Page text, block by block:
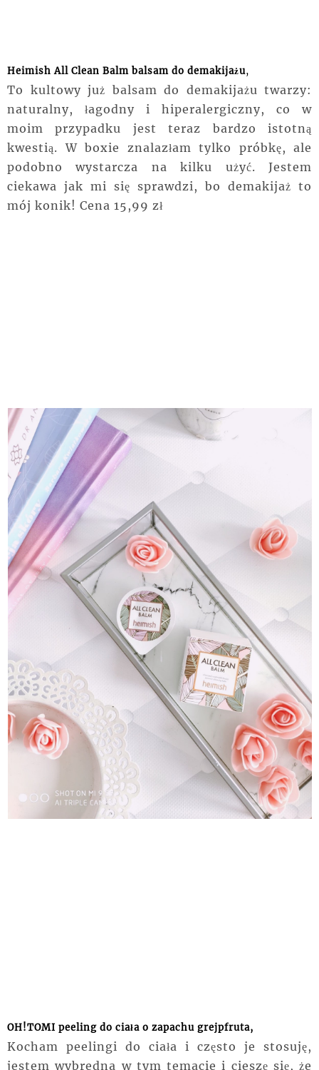
Heimish All Clean Balm balsam do demakijażu,
To kultowy już balsam do demakijażu twarzy:
naturalny, łagodny i hiperalergiczny, co w
moim przypadku jest teraz bardzo istotną
kwestią. W boxie znalazłam tylko próbkę, ale
podobno wystarcza na kilku użyć. Jestem
ciekawa jak mi się sprawdzi, bo demakijaż to
mój konik! Cena 15,99 zł
OH!TOMI peeling do ciała o zapachu grejpfruta,
Kocham peelingi do ciała i często je stosuję,
jestem wybredna w tym temacie i cieszę się, że